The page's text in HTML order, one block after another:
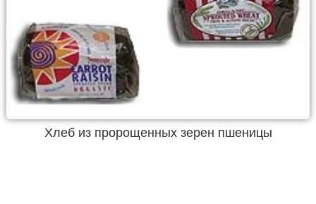
Хлеб из пророщенных зерен пшеницы